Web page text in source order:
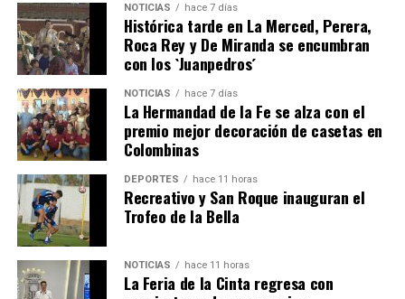
QUINTA CORRIDA DE LAS FIESTAS COLOMBINAS
2026
hace 4 días· Huelvatv
NOTICIAS hace 7 días
Histórica tarde en La Merced, Perera,
Roca Rey y De Miranda se encumbran
con los `Juanpedros´
NOTICIAS hace 7 días
La Hermandad de la Fe se alza con el
premio mejor decoración de casetas en
Colombinas
DEPORTES hace 11 horas
Recreativo y San Roque inauguran el
Trofeo de la Bella
NOTICIAS hace 11 horas
La Feria de la Cinta regresa con